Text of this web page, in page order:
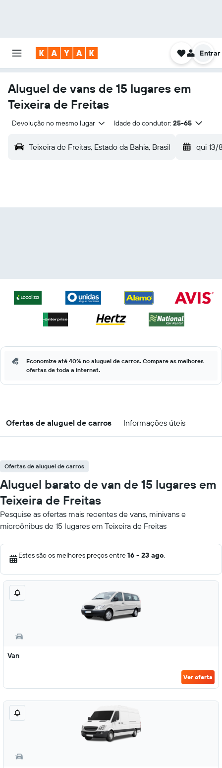
Entrar
Aluguel de vans de 15 lugares em
Teixeira de Freitas
Devolução no mesmo lugar Idade do condutor: 25-65
Teixeira de Freitas, Estado da Bahia, Brasil qui 13/
Economize até 40% no aluguel de carros. Compare as melhores
ofertas de toda a internet.
Ofertas de aluguel de carros Informações úteis
Ofertas de aluguel de carros
Aluguel barato de van de 15 lugares em
Teixeira de Freitas
Pesquise as ofertas mais recentes de vans, minivans e
microônibus de 15 lugares em Teixeira de Freitas
Estes são os melhores preços entre16 - 23 ago.
Van
Ver oferta